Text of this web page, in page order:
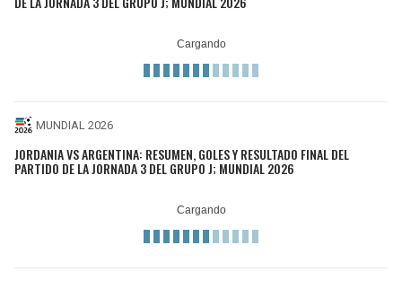
MUNDIAL 2026
JORDANIA VS ARGENTINA: RESUMEN, GOLES Y RESULTADO FINAL DEL
PARTIDO DE LA JORNADA 3 DEL GRUPO J; MUNDIAL 2026